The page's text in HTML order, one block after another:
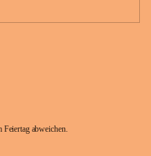
abweichen.